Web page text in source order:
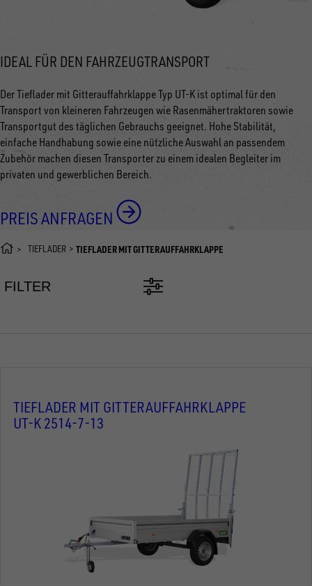
IDEAL FÜR DEN FAHRZEUGTRANSPORT
Der Tieflader mit Gitterauffahrklappe Typ UT-K ist optimal für den
Transport von kleineren Fahrzeugen wie Rasenmähertraktoren sowie
Transportgut des täglichen Gebrauchs geeignet. Hohe Stabilität,
einfache Handhabung sowie eine nützliche Auswahl an passendem
Zubehör machen diesen Transporter zu einem idealen Begleiter im
privaten und gewerblichen Bereich.
PREIS ANFRAGEN
TIEFLADER TIEFLADER MIT GITTERAUFFAHRKLAPPE
FILTER
TIEFLADER MIT GITTERAUFFAHRKLAPPE
UT-K 2514-7-13